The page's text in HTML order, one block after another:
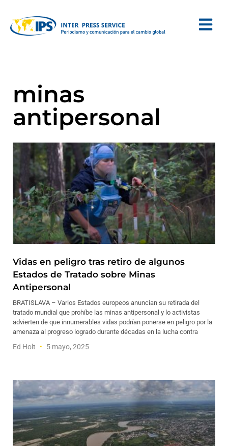
minas
antipersonal
Vidas en peligro tras retiro de algunos
Estados de Tratado sobre Minas
Antipersonal
BRATISLAVA – Varios Estados europeos anuncian su retirada del
tratado mundial que prohíbe las minas antipersonal y lo activistas
advierten de que innumerables vidas podrían ponerse en peligro por la
amenaza al progreso logrado durante décadas en la lucha contra
Ed Holt 5 mayo, 2025